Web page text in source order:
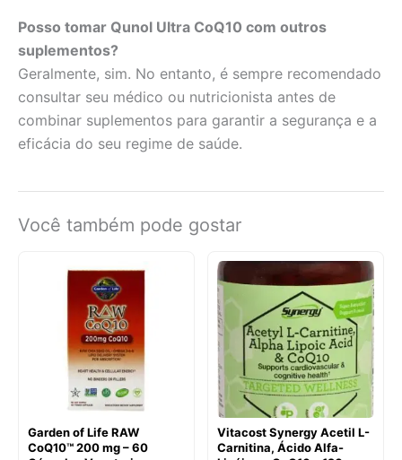
Posso tomar Qunol Ultra CoQ10 com outros
suplementos?
Geralmente, sim. No entanto, é sempre recomendado
consultar seu médico ou nutricionista antes de
combinar suplementos para garantir a segurança e a
eficácia do seu regime de saúde.
Você também pode gostar
Garden of Life RAW
CoQ10™ 200 mg – 60
Vitacost Synergy Acetil L-
Carnitina, Ácido Alfa-